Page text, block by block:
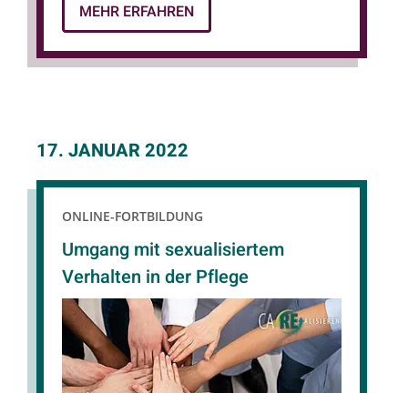
MEHR ERFAHREN
17. JANUAR 2022
ONLINE-FORTBILDUNG
Umgang mit sexualisiertem
Verhalten in der Pflege